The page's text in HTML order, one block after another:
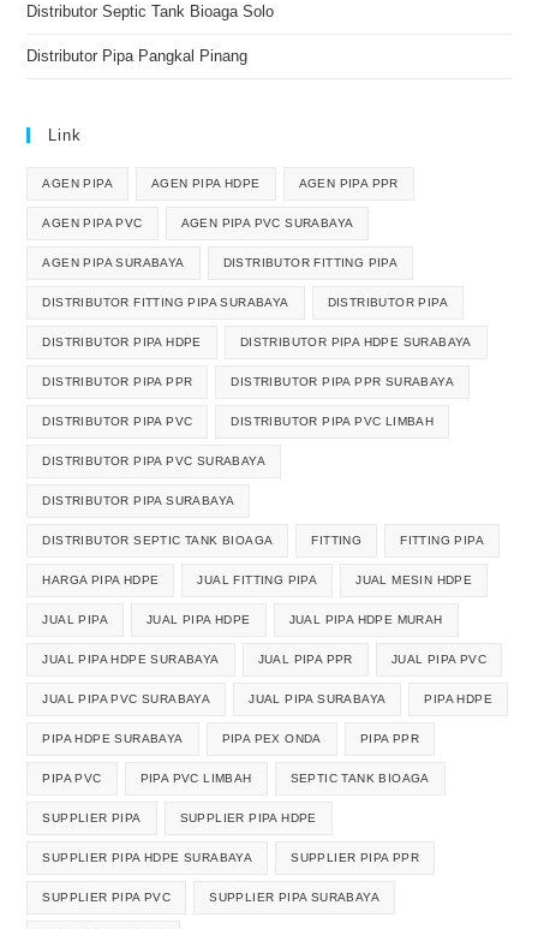
Distributor Septic Tank Bioaga Solo
Distributor Pipa Pangkal Pinang
Link
AGEN PIPA AGEN PIPA HDPE AGEN PIPA PPR
AGEN PIPA PVC AGEN PIPA PVC SURABAYA
AGEN PIPA SURABAYA DISTRIBUTOR FITTING PIPA
DISTRIBUTOR FITTING PIPA SURABAYA DISTRIBUTOR PIPA
DISTRIBUTOR PIPA HDPE DISTRIBUTOR PIPA HDPE SURABAYA
DISTRIBUTOR PIPA PPR DISTRIBUTOR PIPA PPR SURABAYA
DISTRIBUTOR PIPA PVC DISTRIBUTOR PIPA PVC LIMBAH
DISTRIBUTOR PIPA PVC SURABAYA
DISTRIBUTOR PIPA SURABAYA
DISTRIBUTOR SEPTIC TANK BIOAGA FITTING FITTING PIPA
HARGA PIPA HDPE JUAL FITTING PIPA JUAL MESIN HDPE
JUAL PIPA JUAL PIPA HDPE JUAL PIPA HDPE MURAH
JUAL PIPA HDPE SURABAYA JUAL PIPA PPR JUAL PIPA PVC
JUAL PIPA PVC SURABAYA JUAL PIPA SURABAYA PIPA HDPE
PIPA HDPE SURABAYA PIPA PEX ONDA PIPA PPR
PIPA PVC PIPA PVC LIMBAH SEPTIC TANK BIOAGA
SUPPLIER PIPA SUPPLIER PIPA HDPE
SUPPLIER PIPA HDPE SURABAYA SUPPLIER PIPA PPR
SUPPLIER PIPA PVC SUPPLIER PIPA SURABAYA